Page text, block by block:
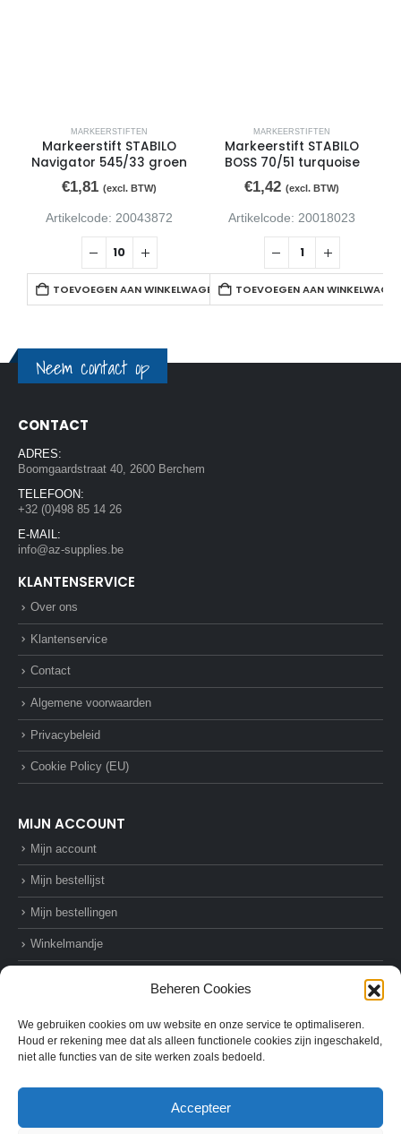
Beheren Cookies
We gebruiken cookies om uw website en onze service te optimaliseren.
Houd er rekening mee dat als alleen functionele cookies zijn ingeschakeld,
niet alle functies van de site werken zoals bedoeld.
Accepteer
MARKEERSTIFTEN
Markeerstift STABILO
Navigator 545/33 groen
€1,81 (excl. BTW)
Artikelcode: 20043872
TOEVOEGEN AAN WINKELWAGEN
MARKEERSTIFTEN
Markeerstift STABILO
BOSS 70/51 turquoise
€1,42 (excl. BTW)
Artikelcode: 20018023
TOEVOEGEN AAN
Neem contact op
CONTACT
ADRES:
Boomgaardstraat 40, 2600 Berchem
TELEFOON:
+32 (0)498 85 14 26
E-MAIL:
info@az-supplies.be
KLANTENSERVICE
Over ons
Klantenservice
Contact
Algemene voorwaarden
Privacybeleid
Cookie Policy (EU)
MIJN ACCOUNT
Mijn account
Mijn bestellijst
Mijn bestellingen
Winkelmandje
© AZ-Supplies. 2022. All Rights Reserved